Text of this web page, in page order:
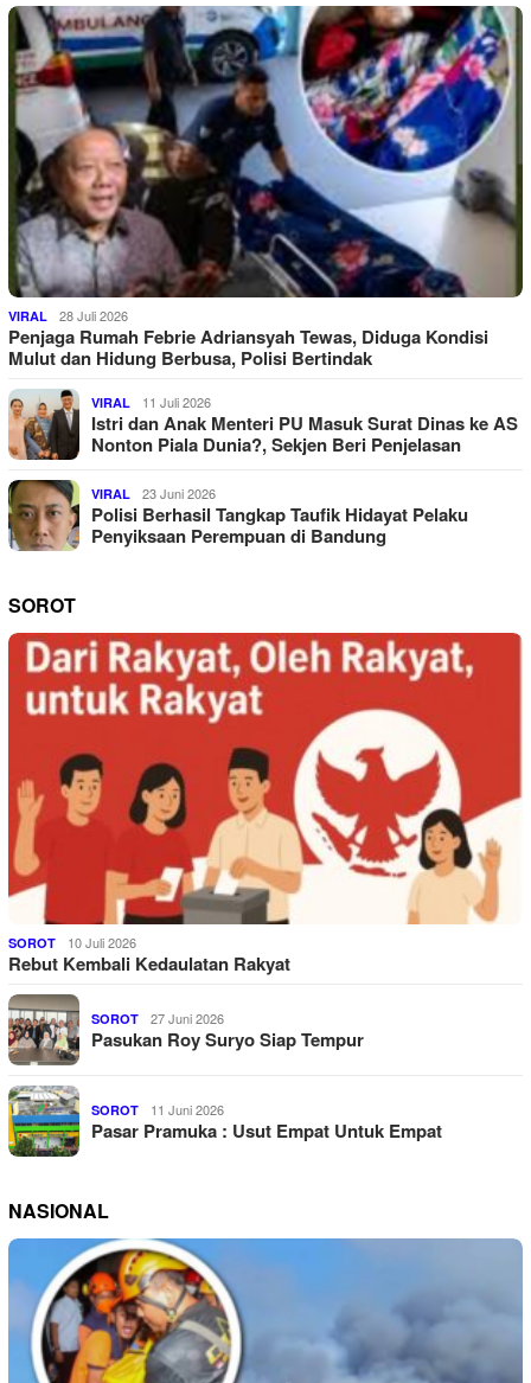
VIRAL 28 Juli 2026
Penjaga Rumah Febrie Adriansyah Tewas, Diduga Kondisi
Mulut dan Hidung Berbusa, Polisi Bertindak
VIRAL 11 Juli 2026
Istri dan Anak Menteri PU Masuk Surat Dinas ke AS
Nonton Piala Dunia?, Sekjen Beri Penjelasan
VIRAL 23 Juni 2026
Polisi Berhasil Tangkap Taufik Hidayat Pelaku
Penyiksaan Perempuan di Bandung
SOROT
SOROT 10 Juli 2026
Rebut Kembali Kedaulatan Rakyat
SOROT 27 Juni 2026
Pasukan Roy Suryo Siap Tempur
SOROT 11 Juni 2026
Pasar Pramuka : Usut Empat Untuk Empat
NASIONAL